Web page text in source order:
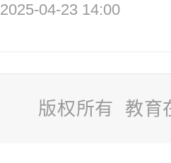
2025-04-23 14:00
版权所有 教育